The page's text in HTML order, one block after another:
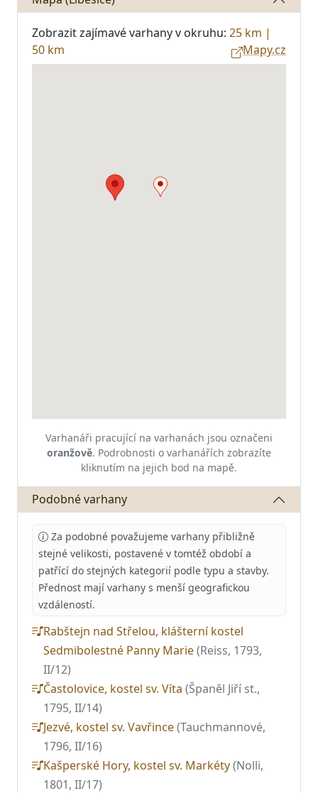
Zobrazit zajímavé varhany v okruhu: 25 km |
50 km
Mapy.cz
Varhanáři pracující na varhanách jsou označeni
oranžově. Podrobnosti o varhanářích zobrazíte
kliknutím na jejich bod na mapě.
Podobné varhany
Za podobné považujeme varhany přibližně
stejné velikosti, postavené v tomtéž období a
patřící do stejných kategorií podle typu a stavby.
Přednost mají varhany s menší geografickou
vzdáleností.
Rabštejn nad Střelou, klášterní kostel
Sedmibolestné Panny Marie(Reiss, 1793,
II/12)
Častolovice, kostel sv. Víta (Španěl Jiří st.,
1795, II/14)
Jezvé, kostel sv. Vavřince(Tauchmannové,
1796, II/16)
Kašperské Hory, kostel sv. Markéty(Nolli,
1801, II/17)